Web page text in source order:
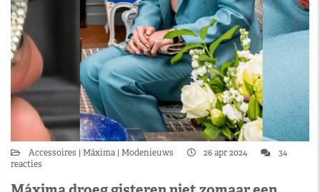
Accessoires Máxima Modenieuws 26 apr 2024
34
reacties